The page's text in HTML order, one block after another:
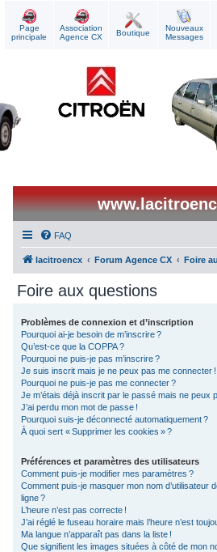
Page
principale
Association
Agence CX
Boutique
Nouveaux
Messages
FAQ
lacitroencx Forum Agence CX Foire
Foire aux questions
Problèmes de connexion et d’inscription
Pourquoi ai-je besoin de m’inscrire ?
Qu’est-ce que la COPPA ?
Pourquoi ne puis-je pas m’inscrire ?
Je suis inscrit mais je ne peux pas me connecter !
Pourquoi ne puis-je pas me connecter ?
Je m’étais déjà inscrit par le passé mais ne peux
J’ai perdu mon mot de passe !
Pourquoi suis-je déconnecté automatiquement ?
À quoi sert « Supprimer les cookies » ?
Préférences et paramètres des utilisateurs
Comment puis-je modifier mes paramètres ?
Comment puis-je masquer mon nom d’utilisateur
ligne ?
L’heure n’est pas correcte !
J’ai réglé le fuseau horaire mais l’heure n’est
Ma langue n’apparaît pas dans la liste !
Que signifient les images situées à côté de mon